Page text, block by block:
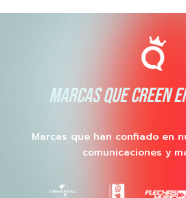
MARCAS QUE CREEN
Marcas que han confiado en
comunicaciones y